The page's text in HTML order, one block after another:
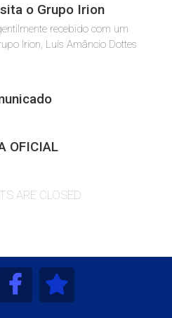
o Grupo Irion
recebido com um
Irion, Luís Amâncio Dottes
OFICIAL
ARE CLOSED